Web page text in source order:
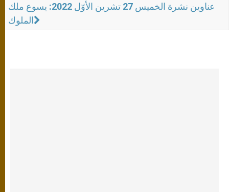
عناوين نشرة الخميس 27 تشرين الأوّل 2022: يسوع ملك
الملوك